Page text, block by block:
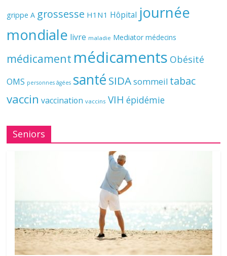
grippe A grossesse H1N1 Hôpital journée
mondiale livre maladie Mediator médecins
médicament médicaments Obésité
OMS personnes âgées santé SIDAsommeil tabac
vaccin vaccination vaccins VIH épidémie
Seniors